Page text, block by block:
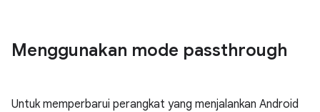
Menggunakan mode passthrough
Untuk memperbarui perangkat yang menjalankan Android